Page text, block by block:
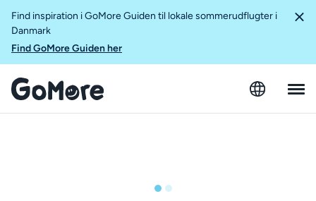
Find inspiration i GoMore Guiden til lokale sommerudflugter i
Danmark
Find GoMore Guiden her